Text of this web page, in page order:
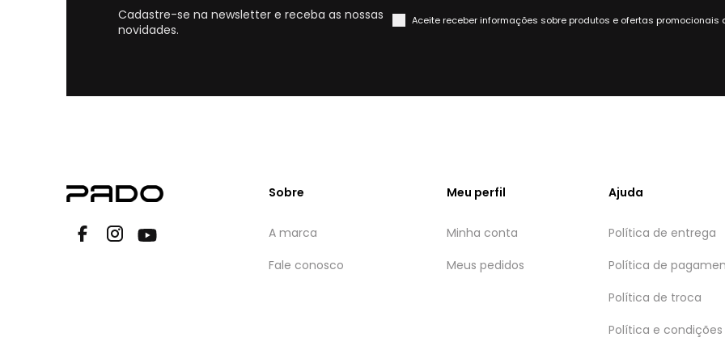
Cadastre-se na newsletter e receba as nossas
novidades.
Aceite receber informações sobre produtos e ofertas promocionais
Sobre
A marca
Fale conosco
Meu perfil
Minha conta
Meus pedidos
Ajuda
Política de entrega
Política de
Política de troca
Política e condições